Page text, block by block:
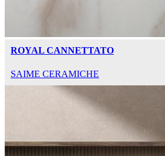
ROYAL CANNETTATO
SAIME CERAMICHE